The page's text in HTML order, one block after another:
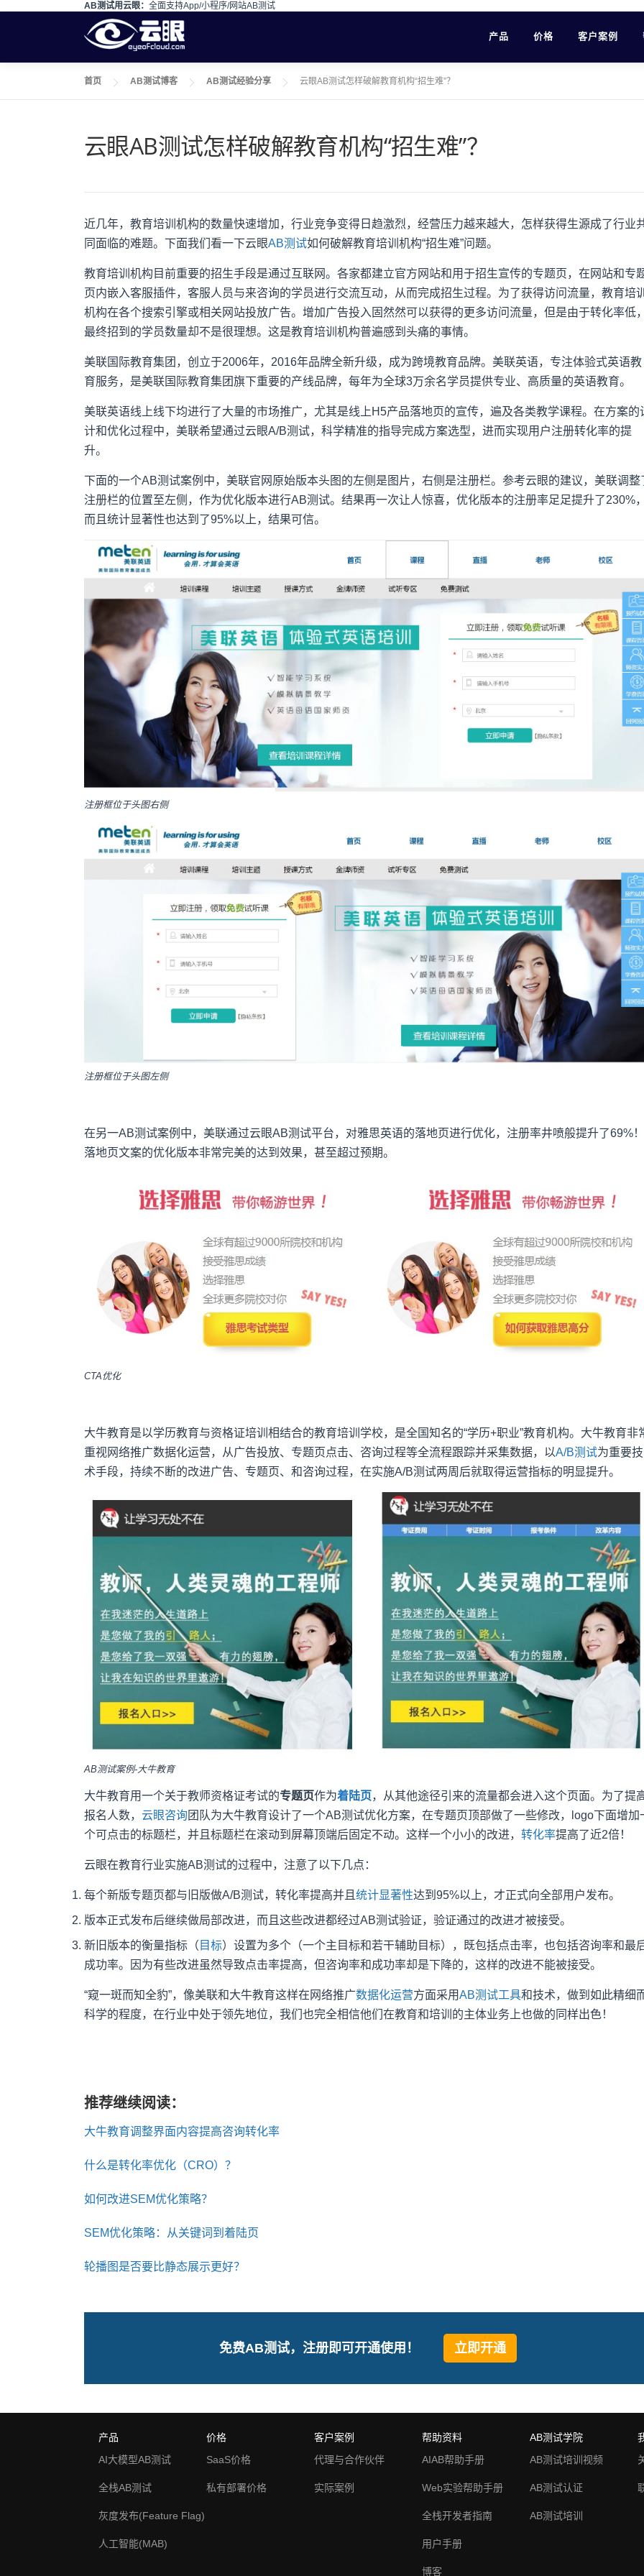
AB测试用云眼： 全面支持App/小程序/网站AB测试
产品 价格 客户案例
首页 AB测试博客 AB测试经验分享 云眼AB测试怎样破解教育机构“招生难”？
云眼AB测试怎样破解教育机构“招生难”？
近几年，教育培训机构的数量快速增加，行业竞争变得日趋激烈，经营压力越来越大，怎样获得生源成了行业
同面临的难题。下面我们看一下云眼AB测试如何破解教育培训机构“招生难”问题。
教育培训机构目前重要的招生手段是通过互联网。各家都建立官方网站和用于招生宣传的专题页，在网站和专
页内嵌入客服插件，客服人员与来咨询的学员进行交流互动，从而完成招生过程。为了获得访问流量，教育培
机构在各个搜索引擎或相关网站投放广告。增加广告投入固然然可以获得的更多访问流量，但是由于转化率低
最终招到的学员数量却不是很理想。这是教育培训机构普遍感到头痛的事情。
美联国际教育集团，创立于2006年，2016年品牌全新升级，成为跨境教育品牌。美联英语，专注体验式英语教
育服务，是美联国际教育集团旗下重要的产线品牌，每年为全球3万余名学员提供专业、高质量的英语教育。
美联英语线上线下均进行了大量的市场推广，尤其是线上H5产品落地页的宣传，遍及各类教学课程。在方案的
计和优化过程中，美联希望通过云眼A/B测试，科学精准的指导完成方案选型，进而实现用户注册转化率的提
升。
下面的一个AB测试案例中，美联官网原始版本头图的左侧是图片，右侧是注册栏。参考云眼的建议，美联调整
注册栏的位置至左侧，作为优化版本进行AB测试。结果再一次让人惊喜，优化版本的注册率足足提升了230%
而且统计显著性也达到了95%以上，结果可信。
注册框位于头图右侧
注册框位于头图左侧
在另一AB测试案例中，美联通过云眼AB测试平台，对雅思英语的落地页进行优化，注册率井喷般提升了69%！
落地页文案的优化版本非常完美的达到效果，甚至超过预期。
CTA优化
大牛教育是以学历教育与资格证培训相结合的教育培训学校，是全国知名的“学历+职业”教育机构。大牛教育非
重视网络推广数据化运营，从广告投放、专题页点击、咨询过程等全流程跟踪并采集数据，以A/B测试为重要技
术手段，持续不断的改进广告、专题页、和咨询过程，在实施A/B测试两周后就取得运营指标的明显提升。
AB测试案例-大牛教育
大牛教育用一个关于教师资格证考试的专题页作为着陆页，从其他途径引来的流量都会进入这个页面。为了提
报名人数， 云眼咨询 团队为大牛教育设计了一个AB测试优化方案，在专题页顶部做了一些修改，logo下面增加
个可点击的标题栏，并且标题栏在滚动到屏幕顶端后固定不动。这样一个小小的改进， 转化率提高了近2倍！
云眼在教育行业实施AB测试的过程中，注意了以下几点：
每个新版专题页都与旧版做A/B测试，转化率提高并且 统计显著性达到95%以上，才正式向全部用户发布。
版本正式发布后继续做局部改进，而且这些改进都经过AB测试验证，验证通过的改进才被接受。
新旧版本的衡量指标（ 目标）设置为多个（一个主目标和若干辅助目标），既包括点击率，也包括咨询率和最
成功率。因为有些改进虽然导致点击率提高，但咨询率和成功率却是下降的，这样的改进不能被接受。
“窥一斑而知全豹”，像美联和大牛教育这样在网络推广数据化运营方面采用AB测试工具和技术，做到如此精细
科学的程度，在行业中处于领先地位，我们也完全相信他们在教育和培训的主体业务上也做的同样出色！
推荐继续阅读：
大牛教育调整界面内容提高咨询转化率
什么是转化率优化（CRO）？
如何改进SEM优化策略？
SEM优化策略：从关键词到着陆页
轮播图是否要比静态展示更好？
免费AB测试，注册即可开通使用！ 立即开通
产品
AI大模型AB测试
全栈AB测试
灰度发布(Feature Flag)
人工智能(MAB)
价格
SaaS价格
私有部署价格
客户案例
代理与合作伙伴
实际案例
帮助资料
AIAB帮助手册
Web实验帮助手册
全栈开发者指南
用户手册
博客
AB测试学院
AB测试培训视频
AB测试认证
AB测试培训